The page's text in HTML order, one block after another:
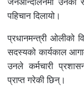
पहिचान दिलायो।
प्रधानमन्त्री ओलीको
सदस्यको कार्यकाल
उनले कर्मचारी
प्राप्त गरेकी छिन्।